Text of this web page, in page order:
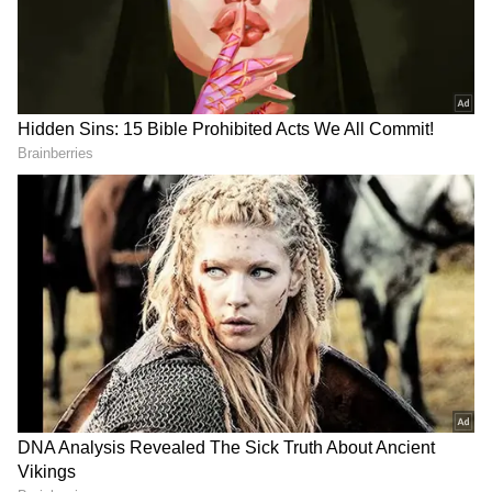
DOWNLOAD APP